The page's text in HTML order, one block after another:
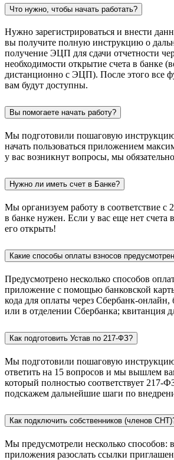
Что нужно, чтобы начать работать?
Нужно зарегистрироваться и внести
вы получите полную инструкцию о
получение ЭЦП для сдачи отчетности
необходимости открытие счета в банке
дистанционно с ЭЦП). После этого все
вам будут доступны.
Вы помогаете начать работу?
Мы подготовили пошаговую
начать пользоваться приложением
у вас возникнут вопросы, мы
Нужно ли иметь счет в Банке?
Мы организуем работу в соответствие с
в банке нужен. Если у вас еще нет
его открыть!
Какие способы оплаты взносов
Предусмотрено несколько способов
приложение с помощью банковской
кода для оплаты через Сбербанк-онлайн,
или в отделении Сбербанка; квитанция
Как подготовить Устав по 217-ФЗ?
Мы подготовили пошаговую
ответить на 15 вопросов и мы вышлем
который полностью соответствует 217-
подскажем дальнейшие шаги по
Как подключить собственников (членов
Мы предусмотрели несколько способов:
приложения разослать ссылки